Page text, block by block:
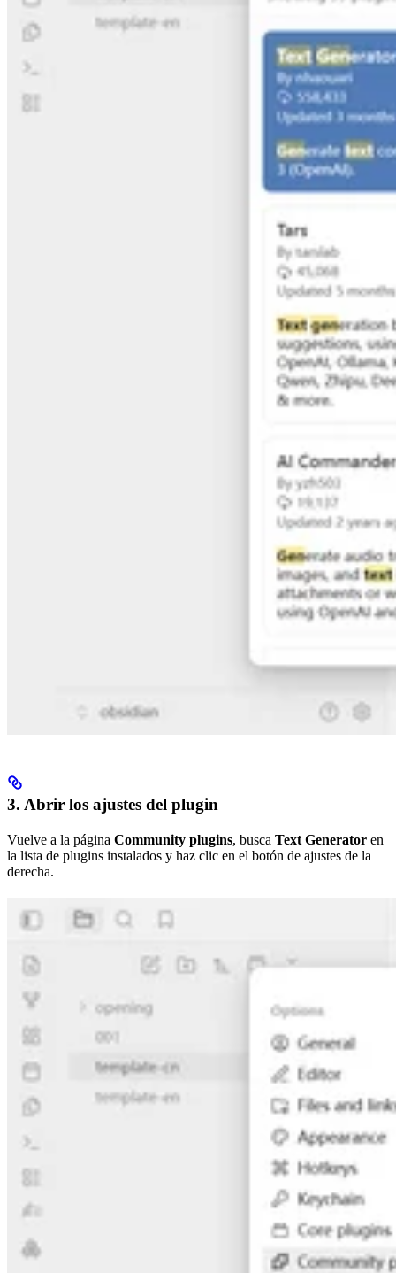
3. Abrir los ajustes del plugin
Vuelve a la página Community plugins, busca Text Generator en
la lista de plugins instalados y haz clic en el botón de ajustes de la
derecha.